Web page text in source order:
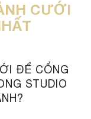
CƯỚI
ĐỂ CỔNG
STUDIO